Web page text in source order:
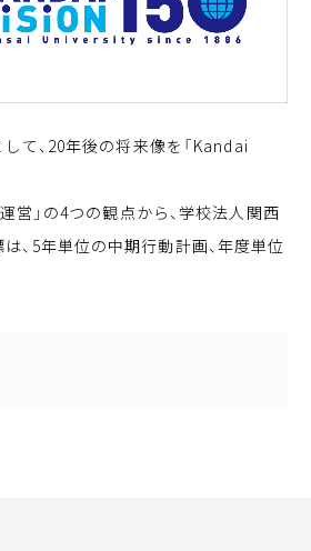
て、20年後の将来像を「Kandai
運営」の4つの観点から、学校法人関西
、5年単位の中期行動計画、年度単位